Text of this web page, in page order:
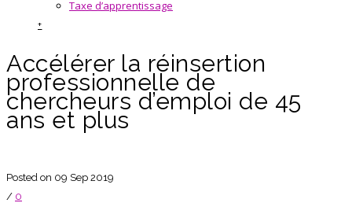
Taxe d’apprentissage
+
Accélérer la réinsertion
professionnelle de
chercheurs d’emploi de 45
ans et plus
Posted on 09 Sep 2019
/ 0